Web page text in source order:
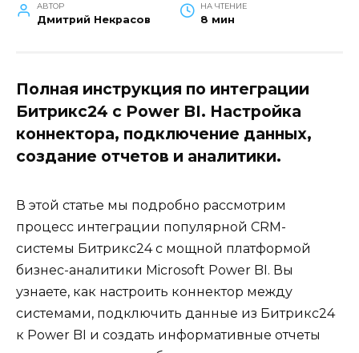
АВТОР
Дмитрий Некрасов
НА ЧТЕНИЕ
8 мин
Полная инструкция по интеграции
Битрикс24 с Power BI. Настройка
коннектора, подключение данных,
создание отчетов и аналитики.
В этой статье мы подробно рассмотрим
процесс интеграции популярной CRM-
системы Битрикс24 с мощной платформой
бизнес-аналитики Microsoft Power BI. Вы
узнаете, как настроить коннектор между
системами, подключить данные из Битрикс24
к Power BI и создать информативные отчеты